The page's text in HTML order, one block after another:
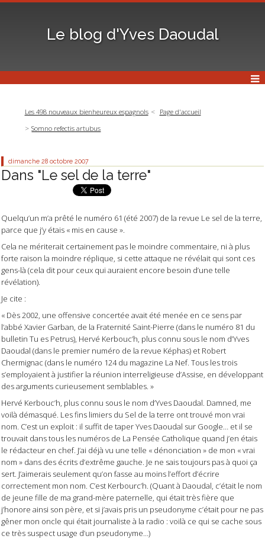
Le blog d'Yves Daoudal
Les 498 nouveaux bienheureux espagnols
Page d'accueil
Somno refectis artubus
dimanche 28 octobre 2007
Dans "Le sel de la terre"
Quelqu’un m’a prêté le numéro 61 (été 2007) de la revue Le sel de la terre
parce que j’y étais « mis en cause ».
Cela ne mériterait certainement pas le moindre commentaire, ni à plus
forte raison la moindre réplique, si cette attaque ne révélait qui sont ces
gens-là (cela dit pour ceux qui auraient encore besoin d’une telle
révélation).
Je cite :
« Dès 2002, une offensive concertée avait été menée en ce sens par
l’abbé Xavier Garban, de la Fraternité Saint-Pierre (dans le numéro 81 du
bulletin Tu es Petrus), Hervé Kerbouc’h, plus connu sous le nom d’Yves
Daoudal (dans le premier numéro de la revue Képhas) et Robert
Chermignac (dans le numéro 124 du magazine La Nef. Tous les trois
s’employaient à justifier la réunion interreligieuse d’Assise, en développant
des arguments curieusement semblables. »
Hervé Kerbouc’h, plus connu sous le nom d’Yves Daoudal. Damned, me
voilà démasqué. Les fins limiers du Sel de la terre ont trouvé mon vrai
nom. C’est un exploit : il suffit de taper Yves Daoudal sur Google… et il se
trouvait dans tous les numéros de La Pensée Catholique quand j’en étais
le rédacteur en chef. J’ai déjà vu une telle « dénonciation » de mon « vrai
nom » dans des écrits d’extrême gauche. Je ne sais toujours pas à quoi ça
sert. J’aimerais seulement qu’on fasse au moins l’effort d’écrire
correctement mon nom. C’est Kerbourc’h. (Quant à Daoudal, c’était le nom
de jeune fille de ma grand-mère paternelle, qui était très fière que
j’honore ainsi son père, et si j’avais pris un pseudonyme c’était pour ne pas
gêner mon oncle qui était journaliste à la radio : voilà ce qui se cache sous
ce très suspect usage d’un pseudonyme…)